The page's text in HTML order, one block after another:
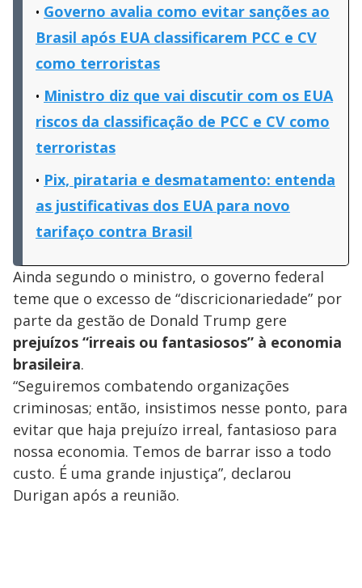
Governo avalia como evitar sanções ao
Brasil após EUA classificarem PCC e CV
como terroristas
Ministro diz que vai discutir com os EUA
riscos da classificação de PCC e CV como
terroristas
Pix, pirataria e desmatamento: entenda
as justificativas dos EUA para novo
tarifaço contra Brasil
Ainda segundo o ministro, o governo federal
teme que o excesso de “discricionariedade” por
parte da gestão de Donald Trump gere
prejuízos “irreais ou fantasiosos” à economia
brasileira.
“Seguiremos combatendo organizações
criminosas; então, insistimos nesse ponto, para
evitar que haja prejuízo irreal, fantasioso para
nossa economia. Temos de barrar isso a todo
custo. É uma grande injustiça”, declarou
Durigan após a reunião.